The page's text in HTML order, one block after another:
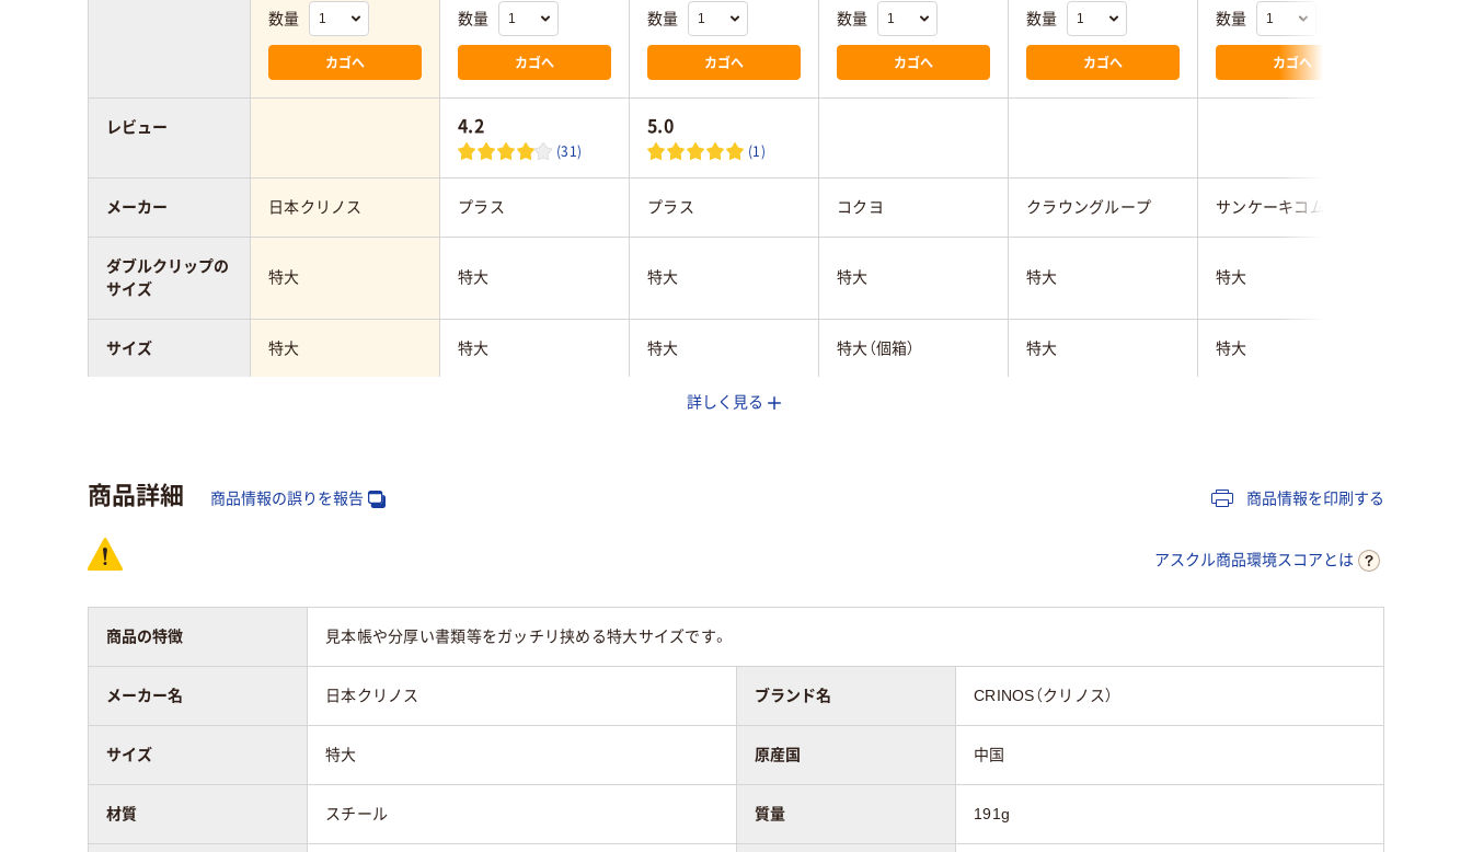
数量
カゴへ
数量
カゴへ
数量
カゴへ
数量
カゴへ
数量
カゴへ
数量
カゴへ
4.2
(31)
5.0
(1)
日本クリノス プラス プラス コクヨ クラウングループ サンケーキコム
特大 特大 特大 特大 特大 特大
特大 特大 特大 特大（個箱） 特大 特大
ブラック系
レビュー
メーカー
ダブルクリップの
サイズ
サイズ
詳しく見る
商品詳細 商品情報の誤りを報告 商品情報を印刷する
アスクル商品環境スコアとは
商品の特徴 見本帳や分厚い書類等をガッチリ挟める特大サイズです。
メーカー名 日本クリノス ブランド名 CRINOS（クリノス）
サイズ 特大 原産国 中国
材質 スチール 質量 191g